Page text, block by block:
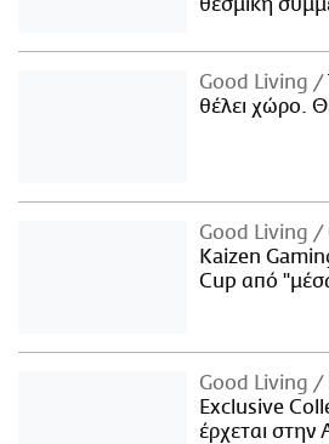
θεσμική
Good Living
θέλει χώρο.
Good Living
Kaizen
Cup από
Good Living
Exclusive
έρχεται στην